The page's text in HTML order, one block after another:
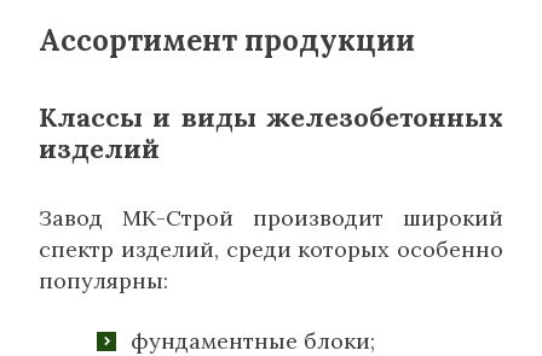
Ассортимент продукции
Классы и виды железобетонных
изделий
Завод МК-Строй производит широкий
спектр изделий, среди которых особенно
популярны:
фундаментные блоки;